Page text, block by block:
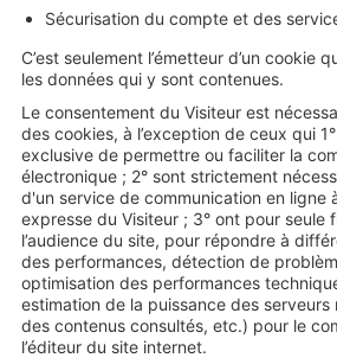
Sécurisation du compte et des
C’est seulement l’émetteur d’un cookie
les données qui y sont contenues.
Le consentement du Visiteur est
des cookies, à l’exception de ceux qui
exclusive de permettre ou faciliter la
électronique ; 2° sont strictement
d'un service de communication en ligne
expresse du Visiteur ; 3° ont pour seule
l’audience du site, pour répondre à
des performances, détection de
optimisation des performances
estimation de la puissance des serveurs
des contenus consultés, etc.) pour le
l’éditeur du site internet.